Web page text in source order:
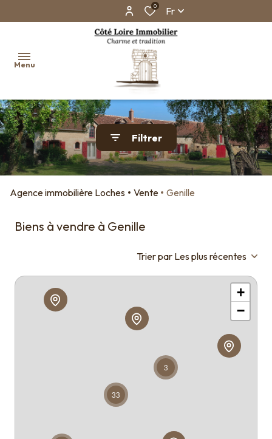
0 Fr
Menu
Accueil
Ventes
Biens
son
Qui
sommes
nous ?
Filtrer
Agence immobilière Loches Vente Genille
Biens à vendre à Genille
Trier par Les plus récentes
3
33
+
−